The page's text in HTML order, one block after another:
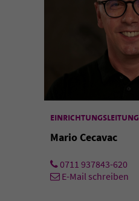
einrichtungsleitung
Mario Cecavac
0711 937843-620
E-Mail schreiben